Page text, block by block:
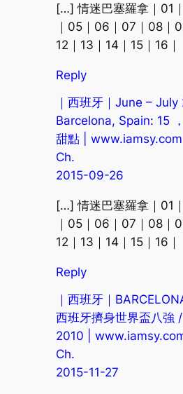
[…] 情迷巴塞羅拿｜01
｜05｜06｜07｜08｜
12｜13｜14｜15｜16
Reply
｜西班牙｜June – July
Barcelona, Spain: 15
甜點 |
Ch.
2015-09-26
[…] 情迷巴塞羅拿｜01
｜05｜06｜07｜08｜
12｜13｜14｜15｜16
Reply
｜西班牙｜
西班牙擠身世界盃八強
2010 |
Ch.
2015-11-27